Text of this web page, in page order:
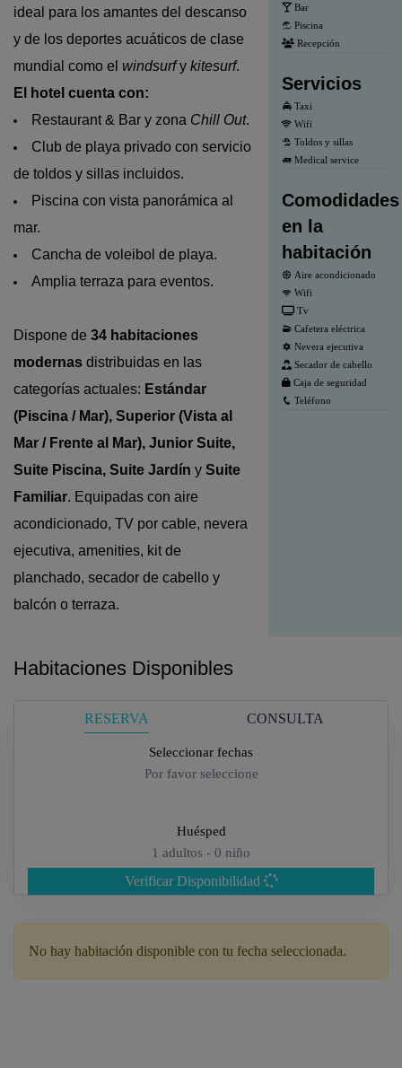
ideal para los amantes del descanso
y de los deportes acuáticos de clase
mundial como el windsurfy kitesurf.
El hotel cuenta con:
Restaurant & Bar y zona Chill Out.
Club de playa privado con servicio
de toldos y sillas incluidos.
Piscina con vista panorámica al
mar.
Cancha de voleibol de playa.
Amplia terraza para eventos.
Dispone de 34 habitaciones
modernas distribuidas en las
categorías actuales: Estándar
(Piscina / Mar), Superior (Vista al
Mar / Frente al Mar), Junior Suite,
Suite Piscina, Suite Jardín y Suite
Familiar. Equipadas con aire
acondicionado, TV por cable, nevera
ejecutiva, amenities, kit de
planchado, secador de cabello y
balcón o terraza.
Bar
Piscina
Recepción
Servicios
Taxi
Wifi
Toldos y sillas
Medical service
Comodidades
en la
habitación
Aire acondicionado
Wifi
Tv
Cafetera eléctrica
Nevera ejecutiva
Secador de cabello
Caja de seguridad
Teléfono
Habitaciones Disponibles
RESERVA CONSULTA
Seleccionar fechas
Por favor seleccione
Huésped
1 adultos - 0 niño
Verificar Disponibilidad
No hay habitación disponible con tu fecha seleccionada.